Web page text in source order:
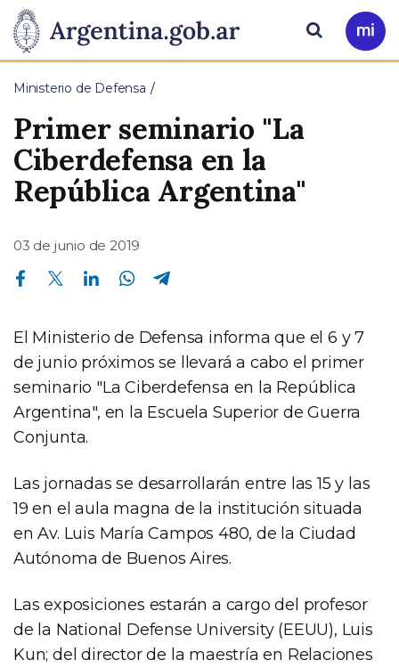
Presidencia
de
la
Nación
Pasar al contenido principal
Ir
a
Buscar
Ministerio de Defensa
Primer seminario "La
Ciberdefensa en la
República Argentina"
03 de junio de 2019
Compartir en Facebook Compartir en Twitter Compartir en Linkedin Compartir en Whatsapp
El Ministerio de Defensa informa que el 6 y 7
de junio próximos se llevará a cabo el primer
seminario "La Ciberdefensa en la República
Argentina", en la Escuela Superior de Guerra
Conjunta.
Las jornadas se desarrollarán entre las 15 y las
19 en el aula magna de la institución situada
en Av. Luis María Campos 480, de la Ciudad
Autónoma de Buenos Aires.
Las exposiciones estarán a cargo del profesor
de la National Defense University (EEUU), Luis
Kun; del director de la maestría en Relaciones